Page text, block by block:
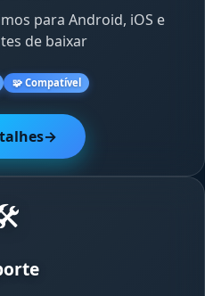
para Android, iOS e
de baixar
🧩 Compatível
→